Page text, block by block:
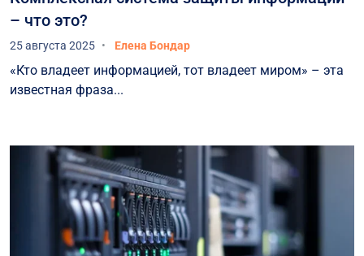
– что это?
25 августа 2025 Елена Бондар
«Кто владеет информацией, тот владеет миром» – эта
известная фраза...